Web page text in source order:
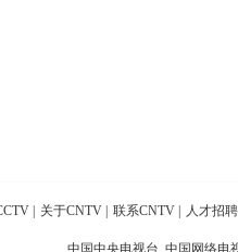
关于CNTV 联系CNTV 人才招聘
中国中央电视台 中国网络电